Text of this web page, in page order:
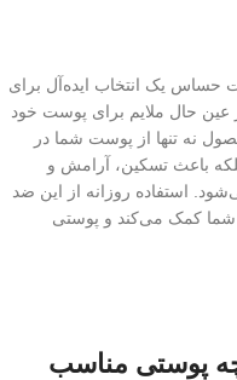
حساس یک انتخاب ایده‌آل برای
حال ملایم برای پوست خود
نه تنها از پوست شما در
باعث تسکین، آرامش و
استفاده روزانه از این ضد
شما کمک می‌کند و پوستی
پوستی مناسب